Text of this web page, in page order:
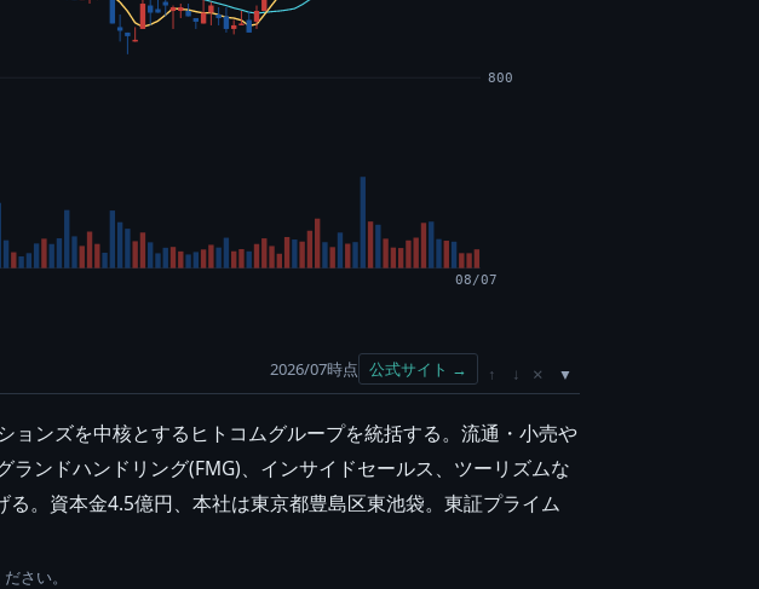
800
08/07
2026/07時点 公式サイト → ↑ ↓ ×
ンズを中核とするヒトコムグループを統括する。流通・小売や
ンドハンドリング(FMG)、インサイドセールス、ツーリズムな
。資本金4.5億円、本社は東京都豊島区東池袋。東証プライム
さい。